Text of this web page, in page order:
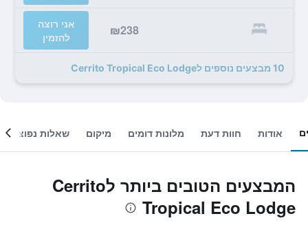
₪238
אני רוצה
להזמין
10 מבצעים נוספים לCerrito Tropical Eco Lodge
אודות חוות דעת מלונות דומים מיקום שאלות נפוצות
המבצעים הטובים ביותר לCerrito
Tropical Eco Lodge